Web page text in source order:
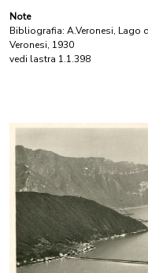
Note
Bibliografia: A.Veronesi, Lago
Veronesi, 1930
vedi lastra 1.1.398